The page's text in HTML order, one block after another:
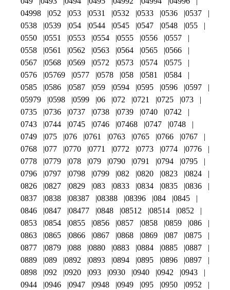
04998
052 053 0531 0532 0533 0536
0537
0538
0539 054 0544 0545 0547 0548
055
0550
0551 0553 0554 0555 0556
0557
0558
0561 0562 0563 0564 0565
0566
0567
0568 0569 0572 0573 0574
0575
0576
05769 0577 0578 058 0581
0584
0585
0586 0587 059 0594 0595 0596
0597
05979
0598 0599 06 072 0721 0725
073
0735
0736 0737 0738 0739 0740
0742
0743
0744 0745 0746 07468 0747
0748
0749
075 076 0761 0763 0765 0766
0767
0768
077 0770 0771 0772 0773 0774
0776
0778
0779 078 079 0790 0791 0794
0795
0796
0797 0798 0799 082 0820 0823
0824
0826
0827 0829 083 0833 0834 0835
0836
0837
0838 08387 08388 08396 084
0845
0846
0847 08477 0848 08512 08514
0852
0853
0854 0855 0856 0857 0858 0859
086
0863
0865 0866 0867 0868 0869 087
0875
0877
0879 088 0880 0883 0884 0885
0887
0889
089 0892 0893 0894 0895 0896
0897
0898
092 0920 093 0930 0940 0942
0943
0944
0946 0947 0948 0949 095 0950
0952